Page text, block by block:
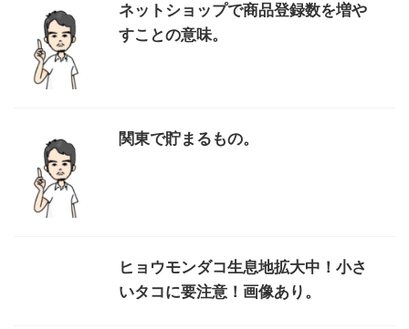
ネットショップで商品登録数を増や
すことの意味。
関東で貯まるもの。
ヒョウモンダコ生息地拡大中！小さ
いタコに要注意！画像あり。